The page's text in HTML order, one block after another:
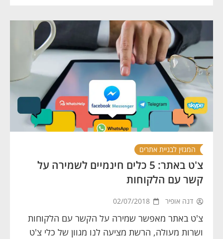
המגזין לבניית אתרים
צ'ט באתר: 5 כלים חינמיים לשמירה על
קשר עם הלקוחות
דנה אופיר 02/07/2018
צ'ט באתר מאפשר שמירה על הקשר עם הלקוחות
ושרות מעולה, הרשת מציעה לנו מגוון של כלי צ'ט